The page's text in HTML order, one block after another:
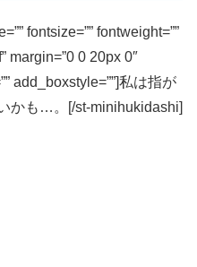
fontsize=”” fontweight=””
margin=”0 0 20px 0″
add_boxstyle=””]私は指が
かも…。[/st-minihukidashi]